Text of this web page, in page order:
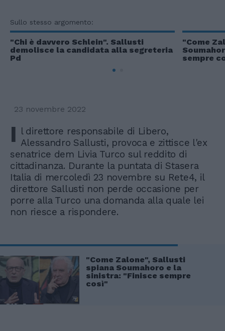
Sullo stesso argomento:
"Chi è davvero Schlein". Sallusti
demolisce la candidata alla segreteria
Pd
"Come
sempre
23 novembre 2022
I l direttore responsabile di Libero,
Alessandro Sallusti, provoca e zittisce l'ex
senatrice dem Livia Turco sul reddito di
cittadinanza. Durante la puntata di Stasera
Italia di mercoledì 23 novembre su Rete4, il
direttore Sallusti non perde occasione per
porre alla Turco una domanda alla quale lei
non riesce a rispondere.
"Come Zalone", Sallusti
spiana Soumahoro e la
sinistra: "Finisce sempre
così"